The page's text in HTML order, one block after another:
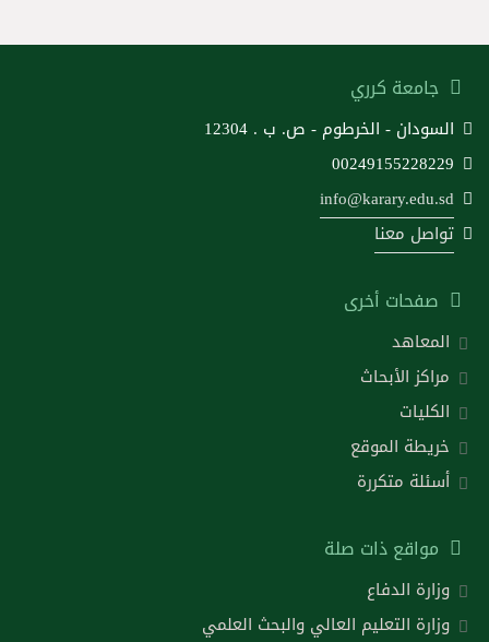
جامعة كرري
السودان - الخرطوم - ص. ب . 12304
00249155228229
info@karary.edu.sd
تواصل معنا
صفحات أخرى
المعاهد
مراكز الأبحاث
الكليات
خريطة الموقع
أسئلة متكررة
مواقع ذات صلة
وزارة الدفاع
وزارة التعليم العالي والبحث العلمي